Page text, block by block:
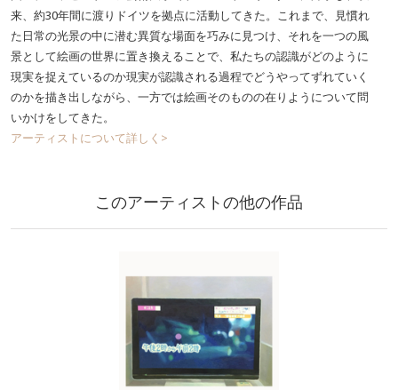
来、約30年間に渡りドイツを拠点に活動してきた。これまで、見慣れ
た日常の光景の中に潜む異質な場面を巧みに見つけ、それを一つの風
景として絵画の世界に置き換えることで、私たちの認識がどのように
現実を捉えているのか現実が認識される過程でどうやってずれていく
のかを描き出しながら、一方では絵画そのものの在りようについて問
いかけをしてきた。
アーティストについて詳しく>
このアーティストの他の作品